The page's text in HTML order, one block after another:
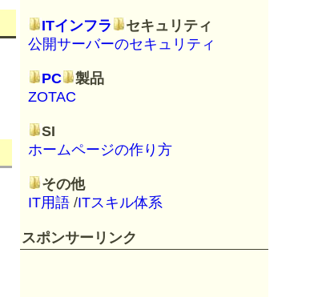
ITインフラ
セキュリティ
公開サーバーのセキュリティ
PC
製品
ZOTAC
SI
ホームページの作り方
その他
IT用語 /ITスキル体系
スポンサーリンク